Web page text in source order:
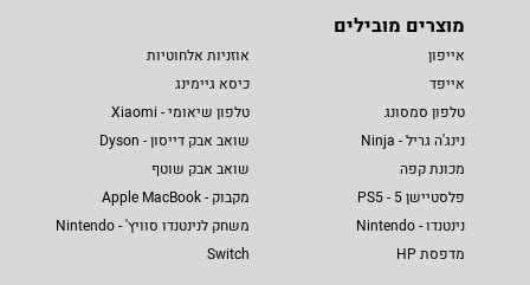
מוצרים מובילים
אייפון
אייפד
טלפון סמסונג
נינג'ה גריל - Ninja
מכונת קפה
פלסטיישן 5 - PS5
נינטנדו - Nintendo
מדפסת HP
אוזניות אלחוטיות
כיסא גיימינג
טלפון שיאומי - Xiaomi
שואב אבק דייסון - Dyson
שואב אבק שוטף
מקבוק - Apple MacBook
משחק לנינטנדו סוויץ' - Nintendo
Switch